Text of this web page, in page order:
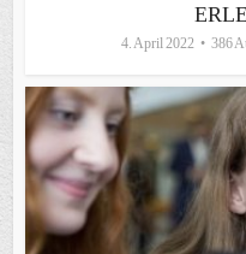
4. April 2022 386